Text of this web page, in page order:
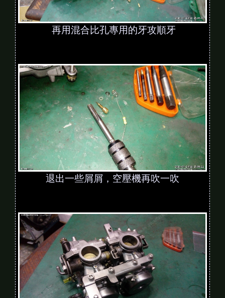
再用混合比孔專用的牙攻順牙
退出一些屑屑，空壓機再吹一吹